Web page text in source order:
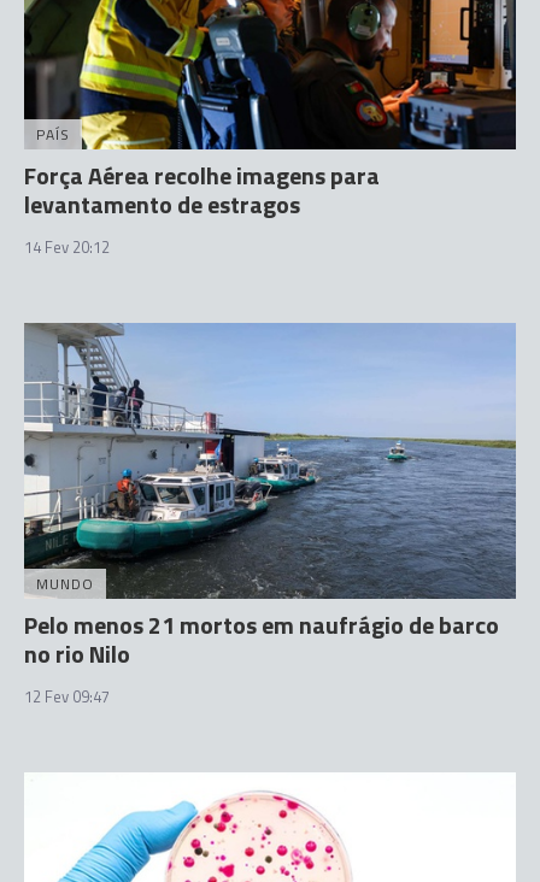
PAÍS
Força Aérea recolhe imagens para
levantamento de estragos
14 Fev 20:12
MUNDO
Pelo menos 21 mortos em naufrágio de barco
no rio Nilo
12 Fev 09:47